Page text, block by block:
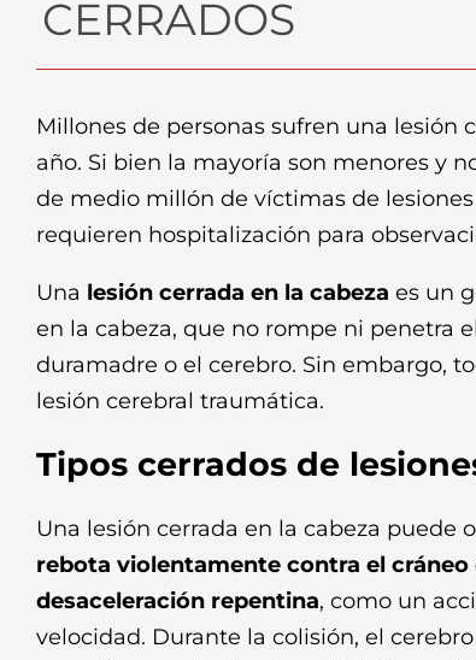
CERRADOS
Millones de personas sufren una lesión
año. Si bien la mayoría son menores y
de medio millón de víctimas de lesiones
requieren hospitalización para
Una lesión cerrada en la cabeza es un
en la cabeza, que no rompe ni penetra
duramadre o el cerebro. Sin embargo,
lesión cerebral traumática.
Tipos cerrados de
Una lesión cerrada en la cabeza puede
rebota violentamente contra el cráneo
desaceleración repentina, como un
velocidad. Durante la colisión, el